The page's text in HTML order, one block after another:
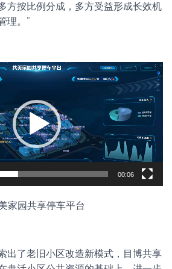
方按比例分成，多方受益形成长效机
理。”
00:06
家园共享停车平台
出了老旧小区改造新模式，目博共享